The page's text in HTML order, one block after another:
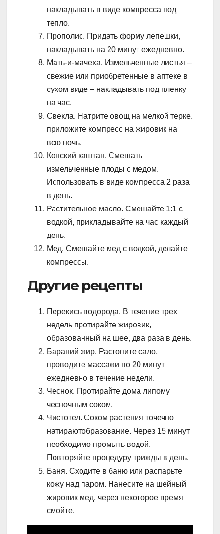
накладывать в виде компресса под
тепло.
Прополис. Придать форму лепешки,
накладывать на 20 минут ежедневно.
Мать-и-мачеха. Измельченные листья –
свежие или приобретенные в аптеке в
сухом виде – накладывать под пленку
на час.
Свекла. Натрите овощ на мелкой терке,
приложите компресс на жировик на
всю ночь.
Конский каштан. Смешать
измельченные плоды с медом.
Использовать в виде компресса 2 раза
в день.
Растительное масло. Смешайте 1:1 с
водкой, прикладывайте на час каждый
день.
Мед. Смешайте мед с водкой, делайте
компрессы.
Другие рецепты
Перекись водорода. В течение трех
недель протирайте жировик,
образованный на шее, два раза в день.
Бараний жир. Растопите сало,
проводите массажи по 20 минут
ежедневно в течение недели.
Чеснок. Протирайте дома липому
чесночным соком.
Чистотел. Соком растения точечно
натираютобразование. Через 15 минут
необходимо промыть водой.
Повторяйте процедуру трижды в день.
Баня. Сходите в баню или распарьте
кожу над паром. Нанесите на шейный
жировик мед, через некоторое время
смойте.